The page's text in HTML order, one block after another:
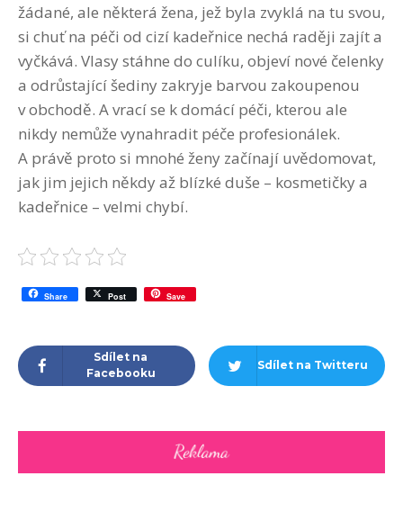
žádané, ale některá žena, jež byla zvyklá na tu svou,
si chuť na péči od cizí kadeřnice nechá raději zajít a
vyčkává. Vlasy stáhne do culíku, objeví nové čelenky
a odrůstající šediny zakryje barvou zakoupenou
v obchodě. A vrací se k domácí péči, kterou ale
nikdy nemůže vynahradit péče profesionálek.
A právě proto si mnohé ženy začínají uvědomovat,
jak jim jejich někdy až blízké duše – kosmetičky a
kadeřnice – velmi chybí.
Share Post Save
Sdílet na
Facebooku
Sdílet na Twitteru